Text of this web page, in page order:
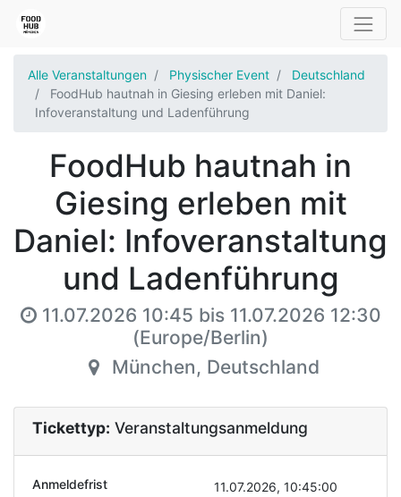
Alle Veranstaltungen Physischer Event
Deutschland
FoodHub hautnah in Giesing erleben mit Daniel:
Infoveranstaltung und Ladenführung
FoodHub hautnah in
Giesing erleben mit
Daniel: Infoveranstaltung
und Ladenführung
11.07.2026 10:45 bis 11.07.2026 12:30
(Europe/Berlin)
München, Deutschland
Tickettyp: Veranstaltungsanmeldung
Anmeldefrist
11.07.2026, 10:45:00